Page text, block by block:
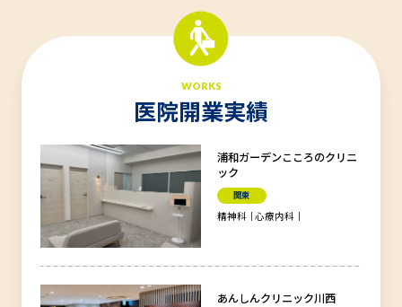
WORKS
医院開業実績
浦和ガーデンこころのクリニ
ック
関東
精神科 心療内科
あんしんクリニック川西